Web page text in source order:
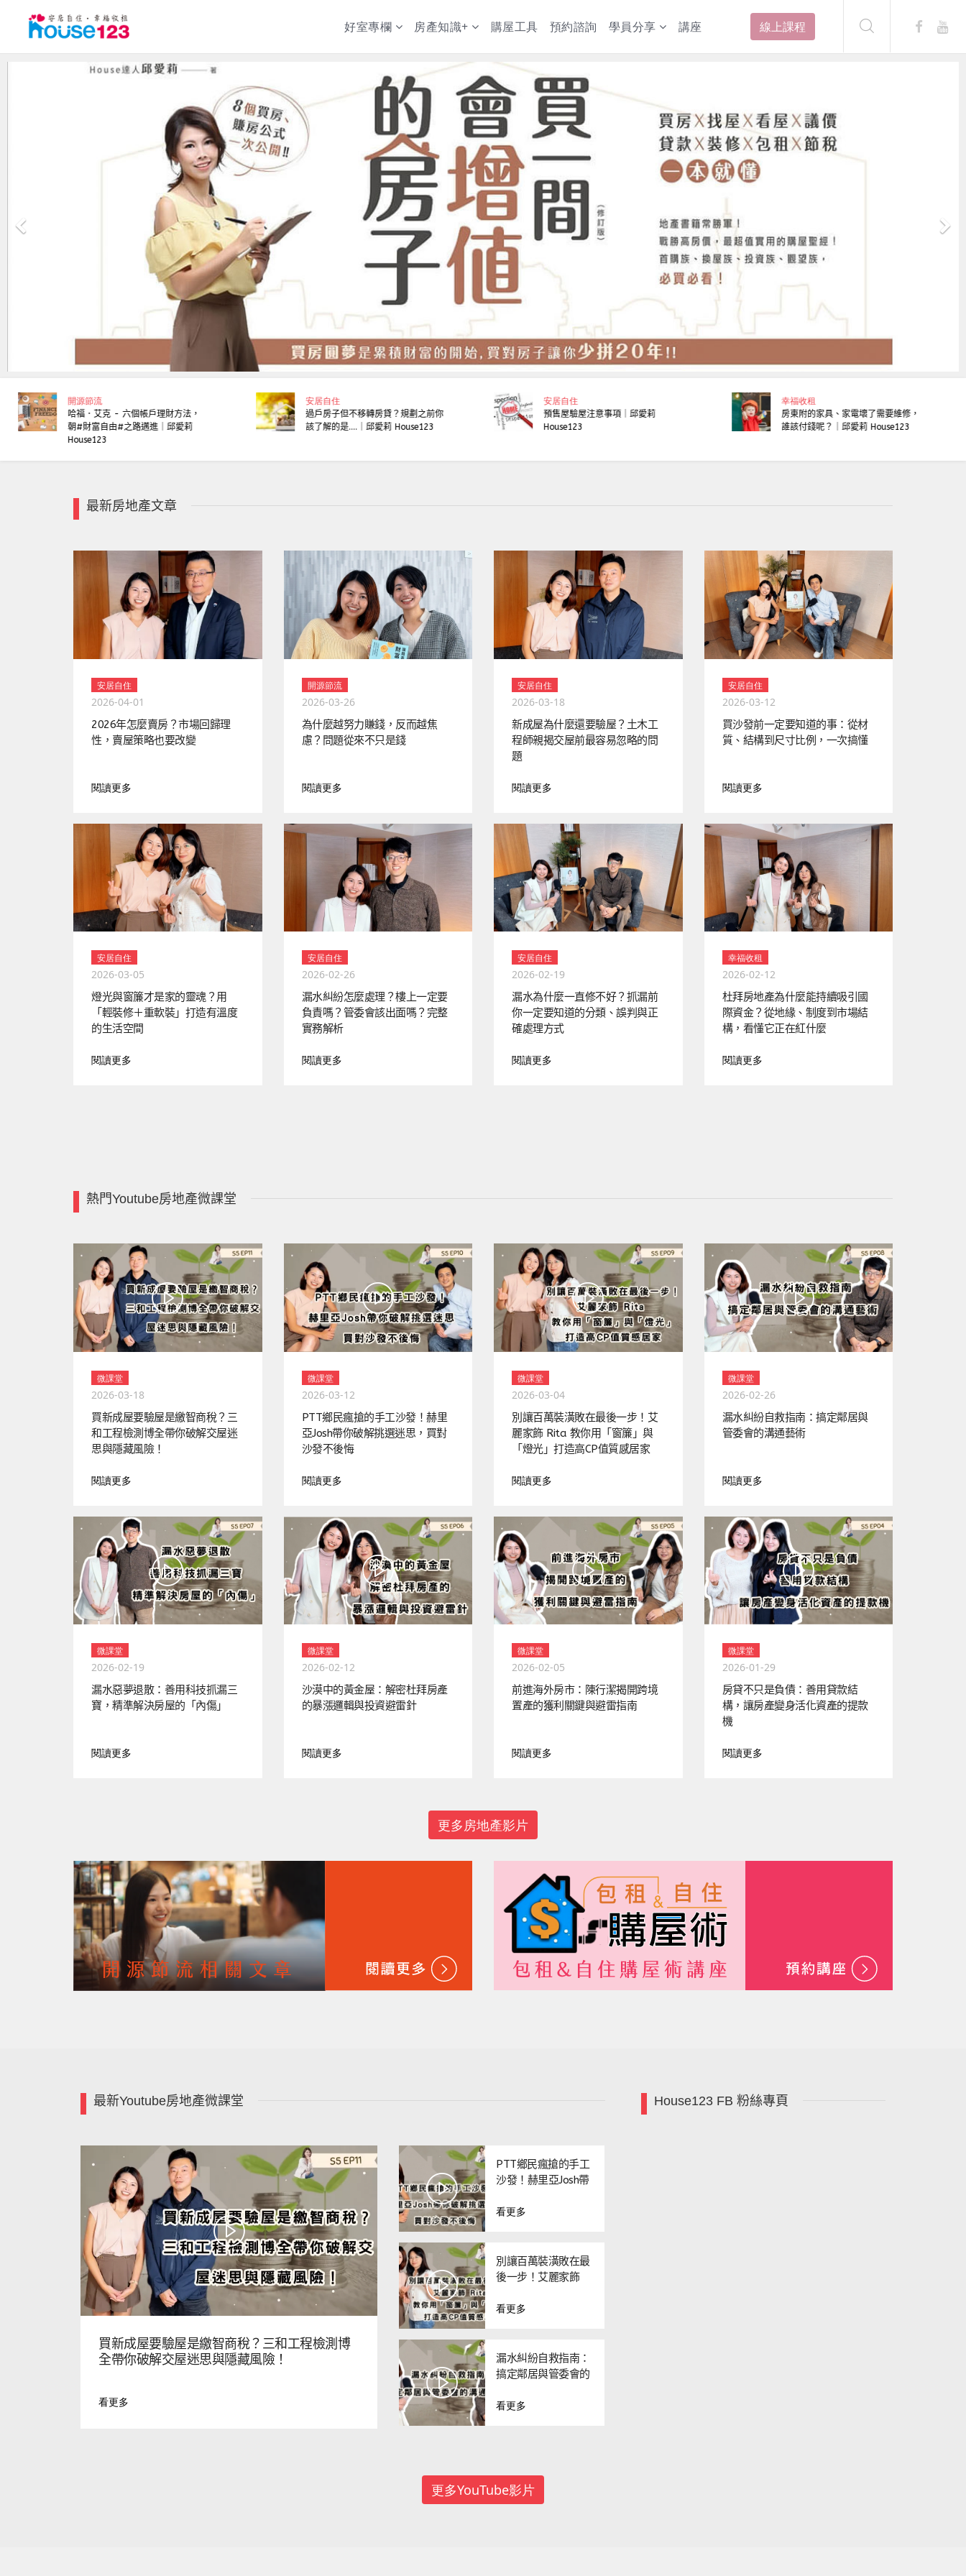
好室專欄 房產知識+ 購屋工具 預約諮詢 學員分享 講座 線上課程
開源節流
哈福．艾克 - 六個帳戶理財方法，
朝#財富自由#之路邁進｜邱愛莉
House123
安居自住
過戶房子但不移轉房貸？規劃之前你
該了解的是....｜邱愛莉 House123
安居自住
預售屋驗屋注意事項｜邱愛莉
House123
幸福收租
房東附的家具、家電壞了需要維修，
誰該付錢呢？｜邱愛莉 House123
最新房地產文章
安居自住
2026-04-01
2026年怎麼賣房？市場回歸理
性，賣屋策略也要改變
閱讀更多
開源節流
2026-03-26
為什麼越努力賺錢，反而越焦
慮？問題從來不只是錢
閱讀更多
安居自住
2026-03-18
新成屋為什麼還要驗屋？土木工
程師親揭交屋前最容易忽略的問
題
閱讀更多
安居自住
2026-03-12
買沙發前一定要知道的事：從材
質、結構到尺寸比例，一次搞懂
閱讀更多
安居自住
2026-03-05
燈光與窗簾才是家的靈魂？用
「輕裝修＋重軟裝」打造有溫度
的生活空間
閱讀更多
安居自住
2026-02-26
漏水糾紛怎麼處理？樓上一定要
負責嗎？管委會該出面嗎？完整
實務解析
閱讀更多
安居自住
2026-02-19
漏水為什麼一直修不好？抓漏前
你一定要知道的分類、誤判與正
確處理方式
閱讀更多
幸福收租
2026-02-12
杜拜房地產為什麼能持續吸引國
際資金？從地緣、制度到市場結
構，看懂它正在紅什麼
閱讀更多
熱門Youtube房地產微課堂
微課堂
2026-03-18
買新成屋要驗屋是繳智商稅？三
和工程檢測博全帶你破解交屋迷
思與隱藏風險！
閱讀更多
微課堂
2026-03-12
PTT鄉民瘋搶的手工沙發！赫里
亞Josh帶你破解挑選迷思，買對
沙發不後悔
閱讀更多
微課堂
2026-03-04
別讓百萬裝潢敗在最後一步！艾
麗家飾 Rita 教你用「窗簾」與
「燈光」打造高CP值質感居家
閱讀更多
微課堂
2026-02-26
漏水糾紛自救指南：搞定鄰居與
管委會的溝通藝術
閱讀更多
微課堂
2026-02-19
漏水惡夢退散：善用科技抓漏三
寶，精準解決房屋的「內傷」
閱讀更多
微課堂
2026-02-12
沙漠中的黃金屋：解密杜拜房產
的暴漲邏輯與投資避雷針
閱讀更多
微課堂
2026-02-05
前進海外房市：陳行潔揭開跨境
置產的獲利關鍵與避雷指南
閱讀更多
微課堂
2026-01-29
房貸不只是負債：善用貸款結
構，讓房產變身活化資產的提款
機
閱讀更多
更多房地產影片
最新Youtube房地產微課堂
買新成屋要驗屋是繳智商稅？三和工程檢測博
全帶你破解交屋迷思與隱藏風險！
看更多
PTT鄉民瘋搶的手工
沙發！赫里亞Josh帶
對沙發不後悔
看更多
別讓百萬裝潢敗在最
後一步！艾麗家飾
與「燈光」打造高CP
看更多
漏水糾紛自救指南：
搞定鄰居與管委會的
看更多
House123 FB 粉絲專頁
更多YouTube影片